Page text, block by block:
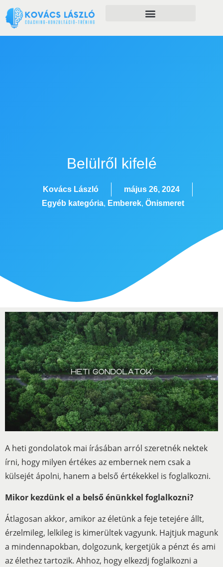
Belülről kifelé
Kovács László
május 26, 2024
Egyéb kategória, Emberek, Önismeret
A heti gondolatok mai írásában arról szeretnék nektek
írni, hogy milyen értékes az embernek nem csak a
külsejét ápolni, hanem a belső értékekkel is foglalkozni.
Mikor kezdünk el a belső énünkkel foglalkozni?
Átlagosan akkor, amikor az életünk a feje tetejére állt,
érzelmileg, lelkileg is kimerültek vagyunk. Hajtjuk magunk
a mindennapokban, dolgozunk, kergetjük a pénzt és ami
az élethez tartozik. Ahhoz, hogy elkezdj foglalkozni a